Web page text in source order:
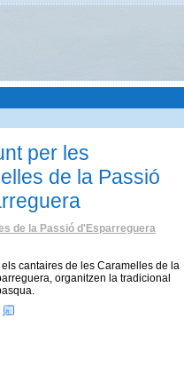
per les
de la Passió
de la Passió d'Esparreguera
els cantaires de les Caramelles de la
organitzen la tradicional